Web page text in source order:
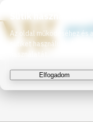
Sütik használata
Az oldal működéséhez és
sütiket használunk. A
használatát.
Elfogadom